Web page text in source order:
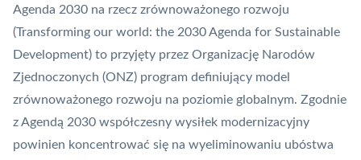
Agenda 2030 na rzecz zrównoważonego rozwoju
(Transforming our world: the 2030 Agenda for Sustainable
Development) to przyjęty przez Organizację Narodów
Zjednoczonych (ONZ) program definiujący model
zrównoważonego rozwoju na poziomie globalnym. Zgodnie
z Agendą 2030 współczesny wysiłek modernizacyjny
powinien koncentrować się na wyeliminowaniu ubóstwa